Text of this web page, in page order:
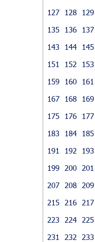
127
128 129
135
136 137
143
144 145
151
152 153
159
160 161
167
168 169
175
176 177
183
184 185
191
192 193
199
200 201
207
208 209
215
216 217
223
224 225
231
232 233